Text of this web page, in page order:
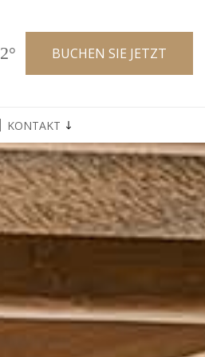
BUCHEN SIE JETZT
KONTAKT